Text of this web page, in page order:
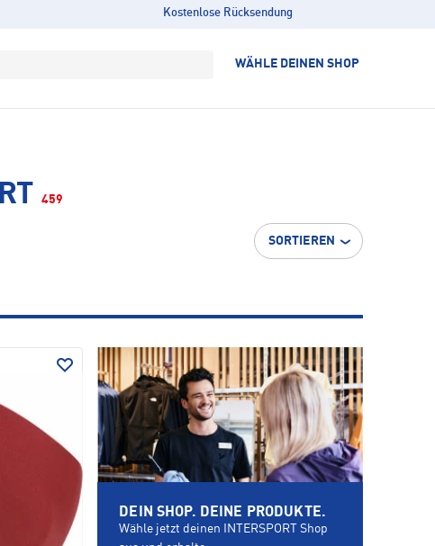
Kostenlose Rücksendung
WÄHLE DEINEN SHOP
459
SORTIEREN
DEIN SHOP. DEINE PRODUKTE.
Wähle jetzt deinen INTERSPORT Shop